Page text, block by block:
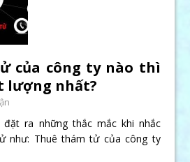
của công ty nào thì
lượng nhất?
đặt ra những thắc mắc khi nhắc
như: Thuê thám tử của công ty